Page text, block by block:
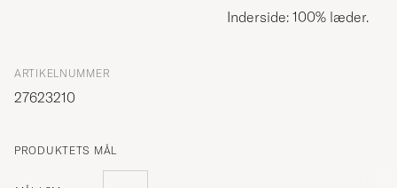
Inderside: 100% læder.
ARTIKELNUMMER
27623210
PRODUKTETS MÅL